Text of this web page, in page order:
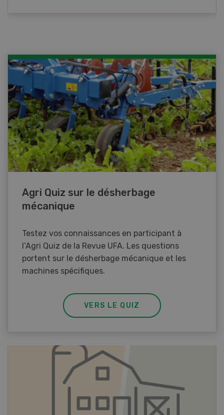
Agri Quiz sur le désherbage
mécanique
Testez vos connaissances en participant à
l’Agri Quiz de la Revue UFA. Les questions
portent sur le désherbage mécanique et les
machines spécifiques.
VERS LE QUIZ